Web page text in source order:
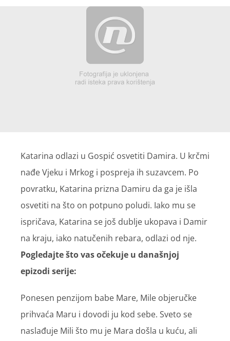
Katarina odlazi u Gospić osvetiti Damira. U krčmi
nađe Vjeku i Mrkog i pospreja ih suzavcem. Po
povratku, Katarina prizna Damiru da ga je išla
osvetiti na što on potpuno poludi. Iako mu se
ispričava, Katarina se još dublje ukopava i Damir
na kraju, iako natučenih rebara, odlazi od nje.
Pogledajte što vas očekuje u današnjoj
epizodi serije:
Ponesen penzijom babe Mare, Mile objeručke
prihvaća Maru i dovodi ju kod sebe. Sveto se
naslađuje Mili što mu je Mara došla u kuću, ali